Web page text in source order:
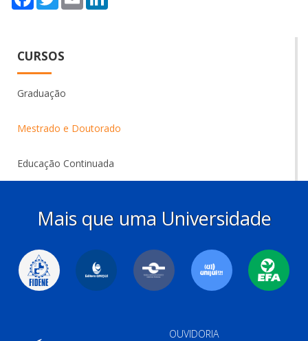
CURSOS
Graduação
Mestrado e Doutorado
Educação Continuada
Mais que uma Universidade
OUVIDORIA